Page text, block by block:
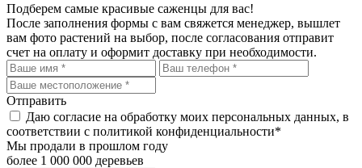
Подберем самые красивые саженцы для вас!
После заполнения формы с вам свяжется менеджер, вышлет
вам фото растений на выбор, после согласования отправит
счет на оплату и оформит доставку при необходимости.
Отправить
Даю согласие на обработку моих персональных данных, в
соответствии с политикой конфиденциальности*
Мы продали в прошлом году
более 1 000 000 деревьев